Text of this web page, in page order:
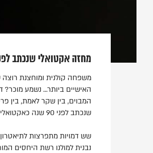
מחזה אקטואלי שנכתב לפני
משפחה קולנית ומוחצנת
האישיים ביותר... נשמע מוכר?
המבוים, בין שקר לאמת, בין
שנכתב לפני 90 שנה כאקטואלי ביותר.
שש דמויות מתפרצות
נבנית למולנו רשת היחסים